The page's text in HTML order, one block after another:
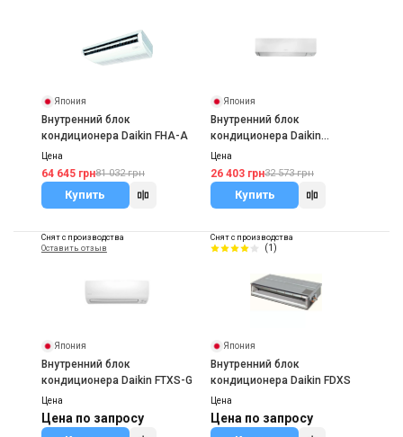
Япония
Внутренний блок
кондиционера Daikin FHA-A
Цена
64 645 грн81 032 грн
Купить
Япония
Внутренний блок
кондиционера Daikin
FTXM20A
Цена
26 403 грн32 573 грн
Купить
Снят с производства
Оставить отзыв
Япония
Внутренний блок
кондиционера Daikin FTXS-G
Цена
Цена по запросу
Снят с производства
(1)
Япония
Внутренний блок
кондиционера Daikin FDXS
Цена
Цена по запросу